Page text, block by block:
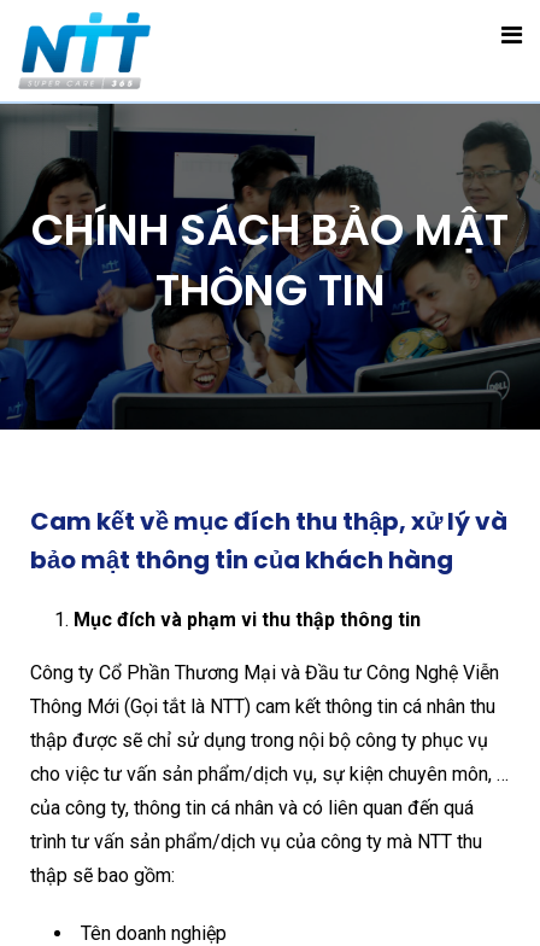
CHÍNH SÁCH BẢO MẬT
THÔNG TIN
Cam kết về mục đích thu thập, xử lý và
bảo mật thông tin của khách hàng
Mục đích và phạm vi thu thập thông tin
Công ty Cổ Phần Thương Mại và Đầu tư Công Nghệ Viễn
Thông Mới (Gọi tắt là NTT) cam kết thông tin cá nhân thu
thập được sẽ chỉ sử dụng trong nội bộ công ty phục vụ
cho việc tư vấn sản phẩm/dịch vụ, sự kiện chuyên môn, …
của công ty, thông tin cá nhân và có liên quan đến quá
trình tư vấn sản phẩm/dịch vụ của công ty mà NTT thu
thập sẽ bao gồm:
Tên doanh nghiệp